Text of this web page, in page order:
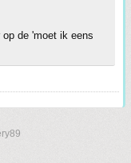
de 'moet ik eens